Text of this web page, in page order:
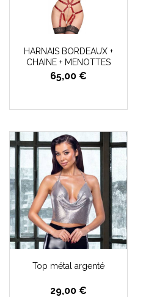
HARNAIS BORDEAUX +
CHAINE + MENOTTES
65,00 €
Top métal argenté
29,00 €